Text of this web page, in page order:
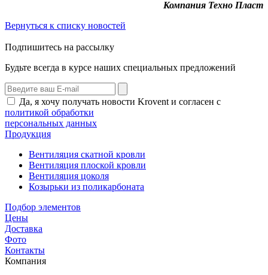
Компания Техно Пласт
Вернуться к списку новостей
Подпишитесь на рассылку
Будьте всегда в курсе наших специальных предложений
Да, я хочу получать новости Krovent и согласен с
политикой обработки
персональных данных
Продукция
Вентиляция скатной кровли
Вентиляция плоской кровли
Вентиляция цоколя
Козырьки из поликарбоната
Подбор элементов
Цены
Доставка
Фото
Контакты
Компания